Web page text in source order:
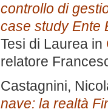
controllo di
case study Ente
Tesi di Laurea in
relatore
Castagnini,
nave: la realtà